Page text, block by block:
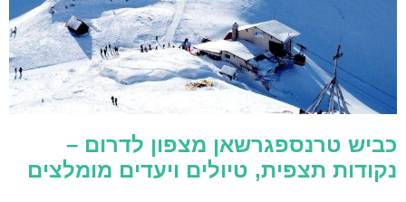
כביש טרנספגרשאן מצפון לדרום –
נקודות תצפית, טיולים ויעדים מומלצים